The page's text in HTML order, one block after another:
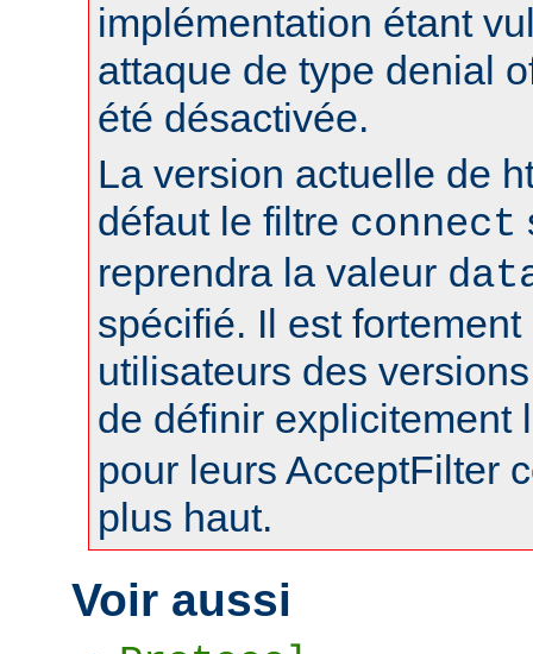
implémentation étant
attaque de type denial
été désactivée.
La version actuelle de
défaut le filtre connect
reprendra la valeur
spécifié. Il est
utilisateurs des
de définir explicitement
pour leurs AcceptFilter
plus haut.
Voir aussi